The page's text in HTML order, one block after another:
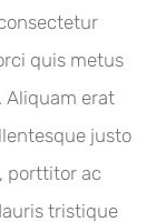
quis metus
Aliquam erat
justo
porttitor ac
tristique